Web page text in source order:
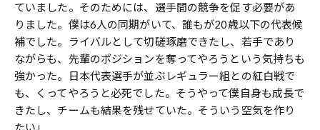
ていました。そのためには、選手間の競争を促す必要があ
りました。僕は6人の同期がいて、誰もが20歳以下の代表候
補でした。ライバルとして切磋琢磨できたし、若手であり
ながらも、先輩のポジションを奪ってやろうという気持ちも
強かった。日本代表選手が並ぶレギュラー組との紅白戦で
も、くってやろうと必死でした。そうやって僕自身も成長で
きたし、チームも結果を残せていた。そういう空気を作り
たい」